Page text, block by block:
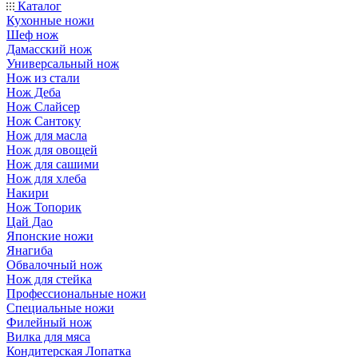
Каталог
Кухонные ножи
Шеф нож
Дамасский нож
Универсальный нож
Нож из стали
Нож Деба
Нож Слайсер
Нож Сантоку
Нож для масла
Нож для овощей
Нож для сашими
Нож для хлеба
Накири
Нож Топорик
Цай Дао
Японские ножи
Янагиба
Обвалочный нож
Нож для стейка
Профессиональные ножи
Специальные ножи
Филейный нож
Вилка для мяса
Кондитерская Лопатка